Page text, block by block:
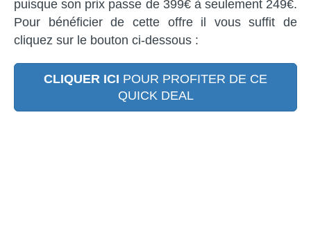
puisque son prix passe de 399€ à seulement 249€.
Pour bénéficier de cette offre il vous suffit de
cliquez sur le bouton ci-dessous :
CLIQUER ICI POUR PROFITER DE CE
QUICK DEAL